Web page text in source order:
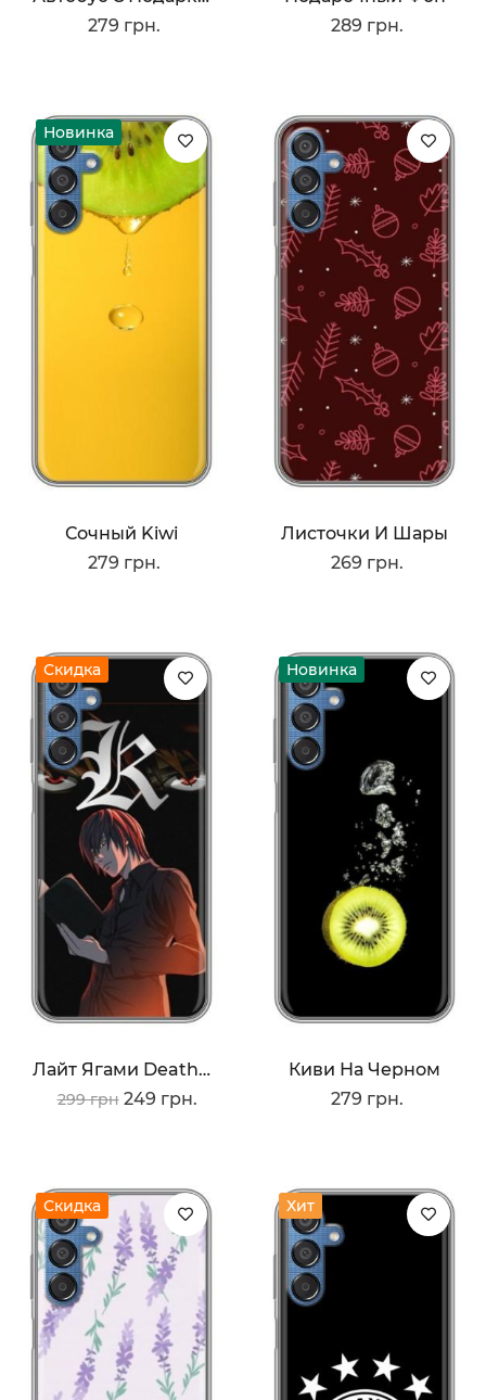
279 грн.
289 грн.
Новинка
Сочный Kiwi
279 грн.
Листочки И Шары
269 грн.
Скидка
Лайт Ягами Death Note
299 грн 249 грн.
Новинка
Киви На Черном
279 грн.
Скидка Хит